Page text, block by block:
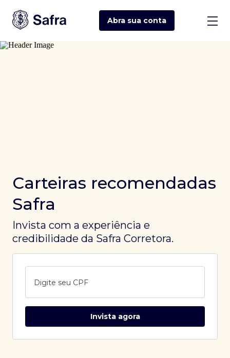
Abra sua conta
Carteiras recomendadas
Safra
Invista com a experiência e
credibilidade da Safra Corretora.
Digite seu CPF
Invista agora